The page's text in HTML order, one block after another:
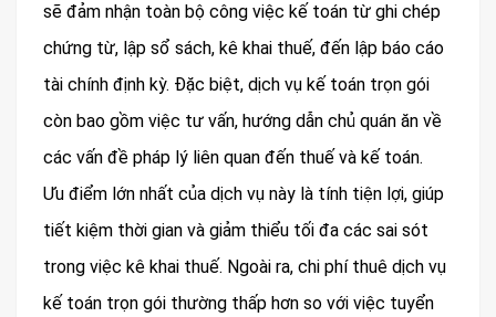
sẽ đảm nhận toàn bộ công việc kế toán từ ghi chép
chứng từ, lập sổ sách, kê khai thuế, đến lập báo cáo
tài chính định kỳ. Đặc biệt, dịch vụ kế toán trọn gói
còn bao gồm việc tư vấn, hướng dẫn chủ quán ăn về
các vấn đề pháp lý liên quan đến thuế và kế toán.
Ưu điểm lớn nhất của dịch vụ này là tính tiện lợi, giúp
tiết kiệm thời gian và giảm thiểu tối đa các sai sót
trong việc kê khai thuế. Ngoài ra, chi phí thuê dịch vụ
kế toán trọn gói thường thấp hơn so với việc tuyển